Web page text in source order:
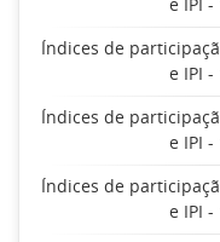
Índices de
e IPI
Índices de
e IPI
Índices de
e IPI